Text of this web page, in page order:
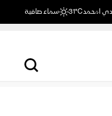
امحمد31°C سماء صافية